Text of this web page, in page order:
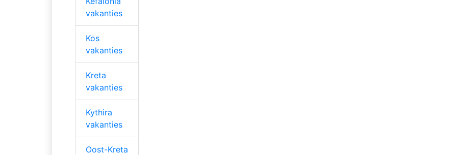
vakanties
Kos
vakanties
Kreta
vakanties
Kythira
vakanties
Oost-Kreta